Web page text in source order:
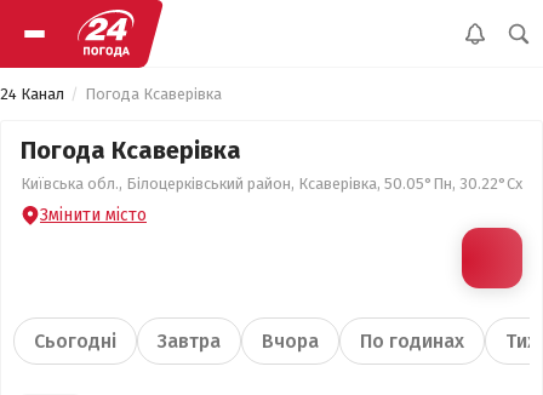
24 Канал Погода Ксаверівка
Погода Ксаверівка
Київська обл., Білоцерківський район, Ксаверівка, 50.05°Пн, 30.22°Сх
Змінити місто
Сьогодні Завтра Вчора По годинах